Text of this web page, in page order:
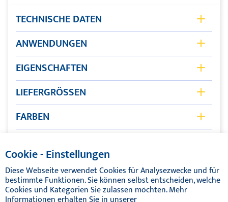
TECHNISCHE DATEN
Basis
Zusätzen
Konsistenz
Flüssig
Aushärtung
Physikalische Trocknung ca. 5
Verarbeitungstemperatur
Farbe
Transparent
ANWENDUNGEN
Haftvermittler für die flächige Verklebung von
synthetischen Teakersatzbelägen.
EIGENSCHAFTEN
Trocknet schnell ca. 5 Min.
Entfettet Oberflächen
Verbessert, Ermöglicht Haftung
LIEFERGRÖSSEN
6 Dosen je 500 ml
FARBEN
Cookie - Einstellungen
Diese Webseite verwendet Cookies für Analysezwecke und für
bestimmte Funktionen. Sie können selbst entscheiden, welche
Cookies und Kategorien Sie zulassen möchten. Mehr